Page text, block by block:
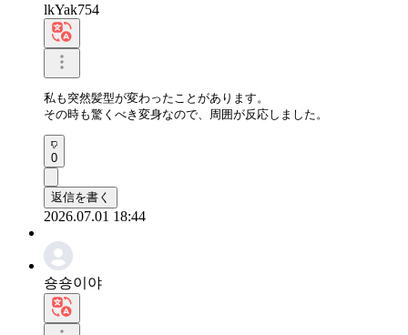
lkYak754
私も突然髪型が変わったことがあります。
その時も驚くべき変身なので、周囲が反応しました。
0
返信を書く
2026.07.01 18:44
숑숑이야